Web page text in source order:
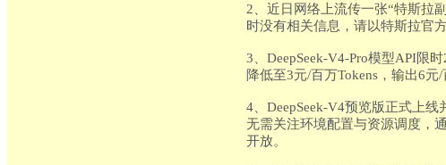
2、近日网络上流传一张“特斯拉
时没有相关信息，请以特斯拉官
3、DeepSeek-V4-Pro模型API限
降低至3元/百万Tokens，输出6元
4、DeepSeek-V4预览版正式上线
无需关注环境配置与资源调度，
开放。